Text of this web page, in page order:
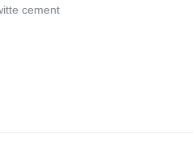
cement